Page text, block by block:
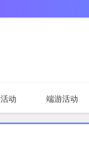
动 端游活动